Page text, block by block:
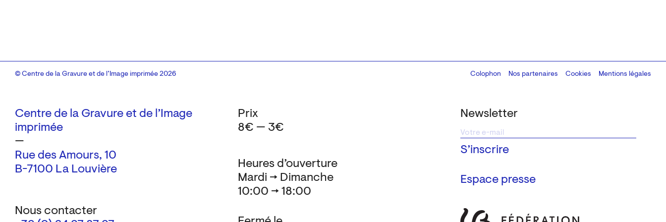
Centre de la Gravure et de l’Image
imprimée
—
Rue des Amours, 10
B-7100 La Louvière
Nous contacter
Newsletter
Espace presse
Heures d’ouverture
Mardi → Dimanche
10:00 → 18:00
Prix
8€ — 3€
© Centre de la Gravure et de l’Image imprimée 2026 Colophon
Design:Marcel Kaczmarek, code:8080.studio
Nos partenaires Cookies Mentions légales